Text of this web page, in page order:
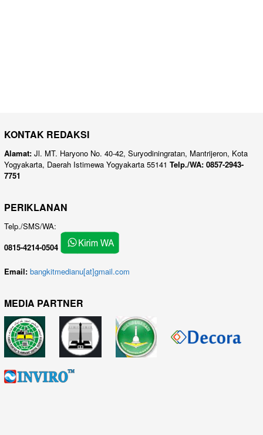
KONTAK REDAKSI
Alamat: Jl. MT. Haryono No. 40-42, Suryodiningratan, Mantrijeron, Kota
Yogyakarta, Daerah Istimewa Yogyakarta 55141 Telp./WA: 0857-2943-
7751
PERIKLANAN
Telp./SMS/WA:
0815-4214-0504
Email: bangkitmedianu[at]gmail.com
MEDIA PARTNER